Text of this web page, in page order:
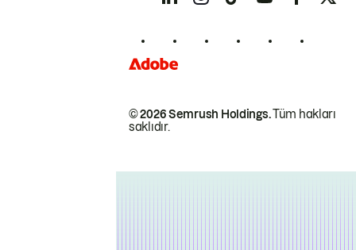
© 2026 Semrush Holdings.Tüm hakları
saklıdır.